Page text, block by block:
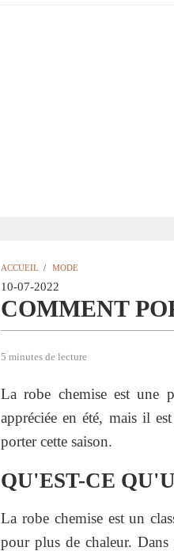
ACCUEIL / MODE
10-07-2022
COMMENT
5 minutes de lecture
La robe chemise est une
appréciée en été, mais il
porter cette saison.
QU'EST-CE
La robe chemise est un
pour plus de chaleur.